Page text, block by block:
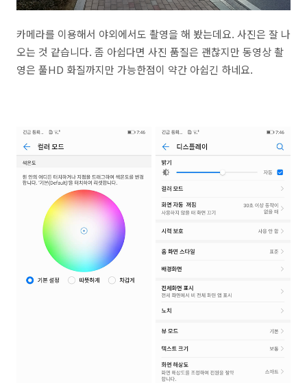
카메라를 이용해서 야외에서도 촬영을 해 봤는데요. 사진은 잘 나
오는 것 같습니다. 좀 아쉽다면 사진 품질은 괜찮지만 동영상 촬
영은 풀HD 화질까지만 가능한점이 약간 아쉽긴 하네요.